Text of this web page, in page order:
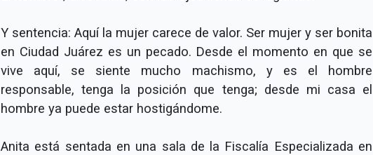
Y sentencia: Aquí la mujer carece de valor. Ser mujer y ser bonita
en Ciudad Juárez es un pecado. Desde el momento en que se
vive aquí, se siente mucho machismo, y es el hombre
responsable, tenga la posición que tenga; desde mi casa el
hombre ya puede estar hostigándome.
Anita está sentada en una sala de la Fiscalía Especializada en